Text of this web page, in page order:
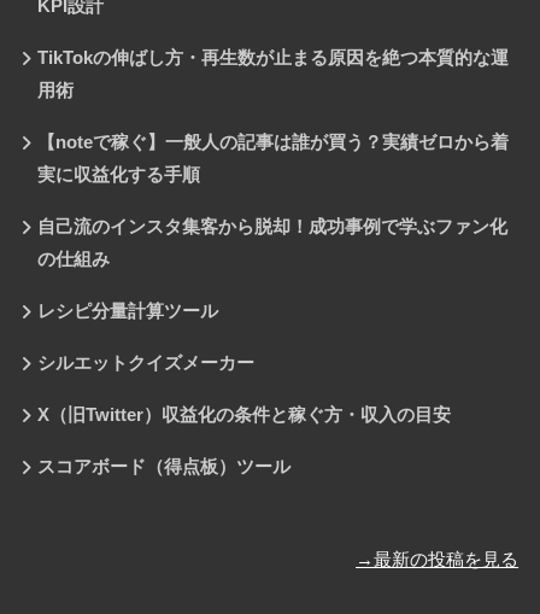
KPI設計
TikTokの伸ばし方・再生数が止まる原因を絶つ本質的な運
用術
【noteで稼ぐ】一般人の記事は誰が買う？実績ゼロから着
実に収益化する手順
自己流のインスタ集客から脱却！成功事例で学ぶファン化
の仕組み
レシピ分量計算ツール
シルエットクイズメーカー
X（旧Twitter）収益化の条件と稼ぐ方・収入の目安
スコアボード（得点板）ツール
→最新の投稿を見る